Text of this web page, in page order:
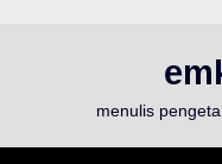
menulis